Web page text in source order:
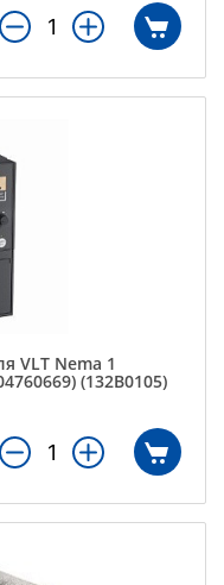
VLT Nema 1
(132B0105)